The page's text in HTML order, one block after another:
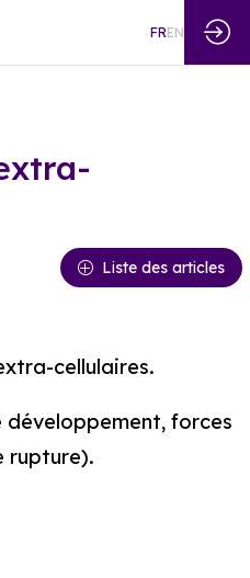
FREN
Liste des articles
cellulaires.
forces
rupture).